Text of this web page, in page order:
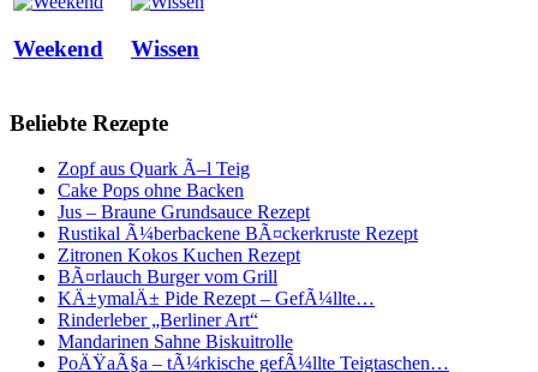
Weekend Wissen
Beliebte Rezepte
Zopf aus Quark Ã–l Teig
Cake Pops ohne Backen
Jus – Braune Grundsauce Rezept
Rustikal Ã¼berbackene BÃ¤ckerkruste Rezept
Zitronen Kokos Kuchen Rezept
BÃ¤rlauch Burger vom Grill
KÄ±ymalÄ± Pide Rezept – GefÃ¼llte…
Rinderleber „Berliner Art“
Mandarinen Sahne Biskuitrolle
PoÄŸaÃ§a – tÃ¼rkische gefÃ¼llte Teigtaschen…